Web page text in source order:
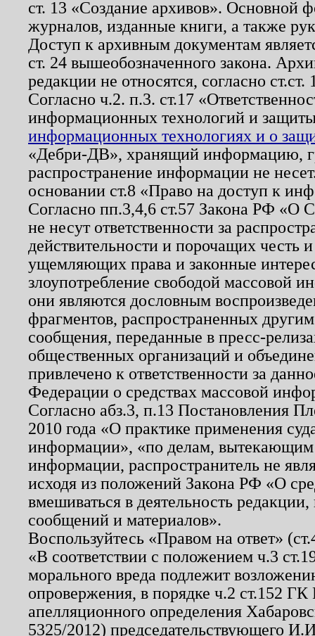
ст. 13 «Создание архивов». Основной
журналов, изданные книги, а также
Доступ к архивным документам
ст. 24 вышеобозначенного закона.
редакции не относятся, согласно
Согласно ч.2. п.3. ст.17
информационных технологий и
информационных технологиях и о
«Дебри-ДВ», хранящий информацию,
распространение информации не
основании ст.8 «Право на доступ к
Согласно пп.3,4,6 ст.57 Закона РФ «О
не несут ответственности за
действительности и порочащих честь
ущемляющих права и законные
злоупотребление свободой массовой
они являются дословным
фрагментов, распространенных
сообщения, переданные в пресс-
общественных организаций и
привлечено к ответственности за
Федерации о средствах массовой
Согласно абз.3, п.13 Постановления
2010 года «О практике применения
информации», «по делам, вытекающим
информации, распространитель не
исходя из положений Закона РФ «О
вмешиваться в деятельность
сообщений и материалов».
Воспользуйтесь «Правом на ответ»
«В соответствии с положением ч.3
морального вреда подлежит
опровержения, в порядке ч.2 ст.152
апелляционного определения
5325/2012) председательствующего